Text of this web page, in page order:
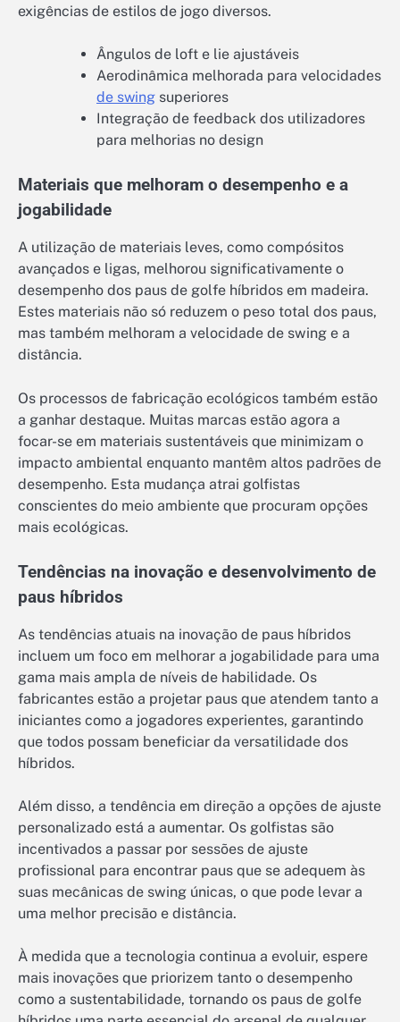
exigências de estilos de jogo diversos.
Ângulos de loft e lie ajustáveis
Aerodinâmica melhorada para velocidades
de swing superiores
Integração de feedback dos utilizadores
para melhorias no design
Materiais que melhoram o desempenho e a
jogabilidade
A utilização de materiais leves, como compósitos
avançados e ligas, melhorou significativamente o
desempenho dos paus de golfe híbridos em madeira.
Estes materiais não só reduzem o peso total dos paus,
mas também melhoram a velocidade de swing e a
distância.
Os processos de fabricação ecológicos também estão
a ganhar destaque. Muitas marcas estão agora a
focar-se em materiais sustentáveis que minimizam o
impacto ambiental enquanto mantêm altos padrões de
desempenho. Esta mudança atrai golfistas
conscientes do meio ambiente que procuram opções
mais ecológicas.
Tendências na inovação e desenvolvimento de
paus híbridos
As tendências atuais na inovação de paus híbridos
incluem um foco em melhorar a jogabilidade para uma
gama mais ampla de níveis de habilidade. Os
fabricantes estão a projetar paus que atendem tanto a
iniciantes como a jogadores experientes, garantindo
que todos possam beneficiar da versatilidade dos
híbridos.
Além disso, a tendência em direção a opções de ajuste
personalizado está a aumentar. Os golfistas são
incentivados a passar por sessões de ajuste
profissional para encontrar paus que se adequem às
suas mecânicas de swing únicas, o que pode levar a
uma melhor precisão e distância.
À medida que a tecnologia continua a evoluir, espere
mais inovações que priorizem tanto o desempenho
como a sustentabilidade, tornando os paus de golfe